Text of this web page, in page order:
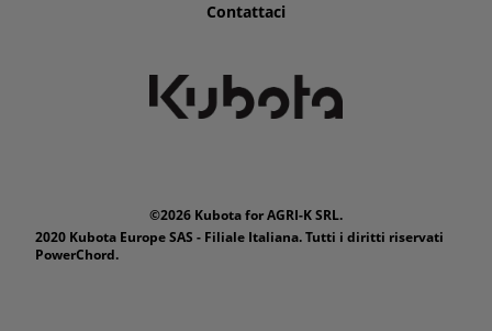
Contattaci
©2026 Kubota for AGRI-K SRL.
2020 Kubota Europe SAS - Filiale Italiana. Tutti i diritti riservati
PowerChord.